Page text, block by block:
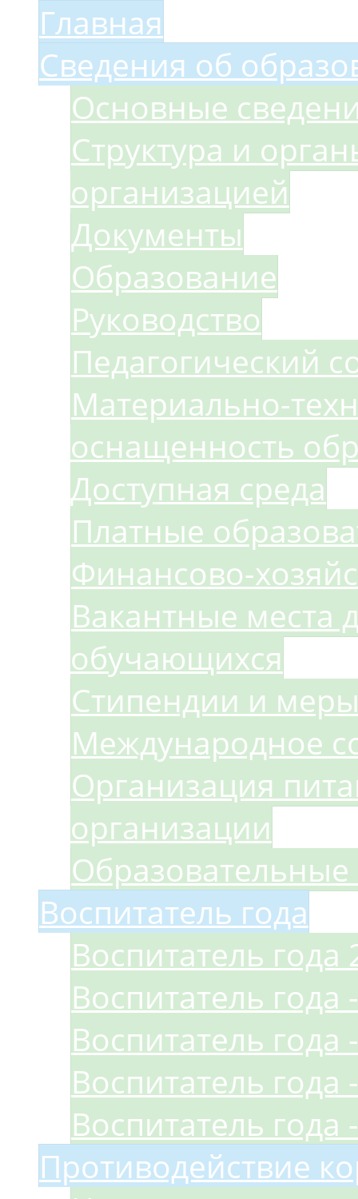
Главная
Сведения об
Основные
Структура и
организацией
Документы
Образование
Руководство
Педагогический
Материально-
оснащенность
Доступная среда
Платные
Финансово-
Вакантные места
обучающихся
Стипендии и
Международное
Организация
организации
Образовательные
Воспитатель года
Воспитатель года
Воспитатель года
Воспитатель года
Воспитатель года
Воспитатель года
Противодействие